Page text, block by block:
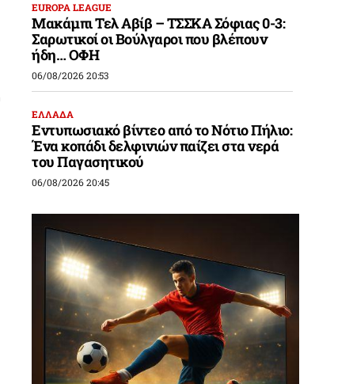
EUROPA LEAGUE
Μακάμπι Τελ Αβίβ – ΤΣΣΚΑ Σόφιας 0-3:
Σαρωτικοί οι Βούλγαροι που βλέπουν
ήδη… ΟΦΗ
06/08/2026 20:53
ΕΛΛΑΔΑ
Εντυπωσιακό βίντεο από το Νότιο Πήλιο:
Ένα κοπάδι δελφινιών παίζει στα νερά
του Παγασητικού
06/08/2026 20:45